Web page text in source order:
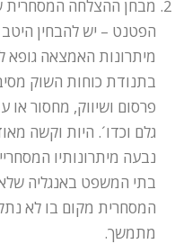
מבחן ההצלחה המסחרית
הפטנט – יש להבחין
מיתרונות האמצאה
בתנודת כוחות השוק
פרסום ושיווק, מחסור או
גלם וכדו´. היות וקשה
נבעה מיתרונותיו
בתי המשפט באנגליה
המסחרית מקום בו לא
מתמשך.